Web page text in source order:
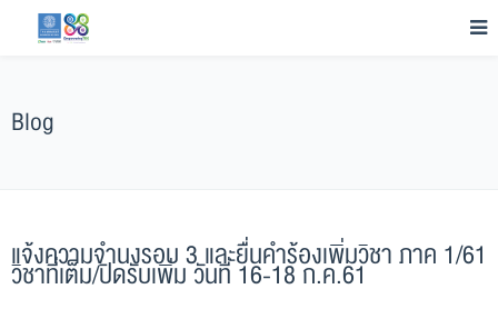
Blog
แจ้งความจำนงรอบ 3 และยื่นคำร้องเพิ่มวิชา ภาค 1/61
วิชาที่เต็ม/ปิดรับเพิ่ม วันที่ 16-18 ก.ค.61